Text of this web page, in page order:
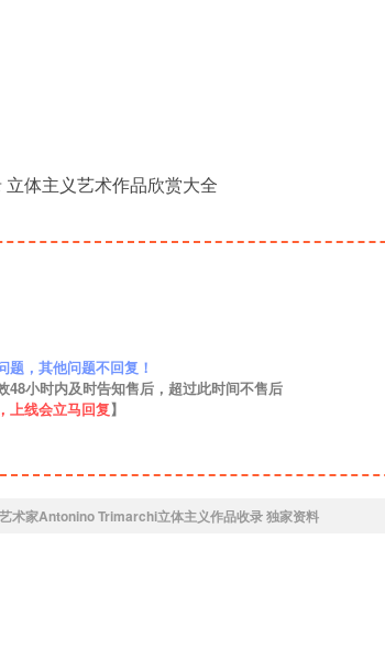
体主义艺术作品欣赏大全
题，其他问题不回复！
48小时内及时告知售后，超过此时间不售后
上线会立马回复】
术家Antonino Trimarchi立体主义作品收录 独家资料